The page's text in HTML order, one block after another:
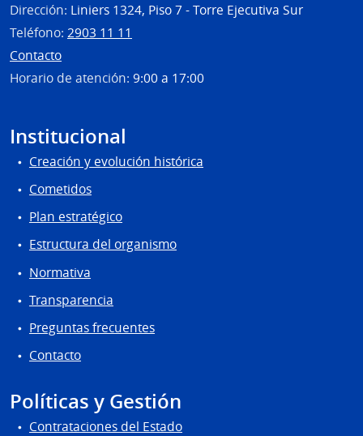
Dirección: Liniers 1324, Piso 7 - Torre Ejecutiva Sur
Teléfono: 2903 11 11
Contacto
Horario de atención: 9:00 a 17:00
Institucional
Creación y evolución histórica
Cometidos
Plan estratégico
Estructura del organismo
Normativa
Transparencia
Preguntas frecuentes
Contacto
Políticas y Gestión
Contrataciones del Estado